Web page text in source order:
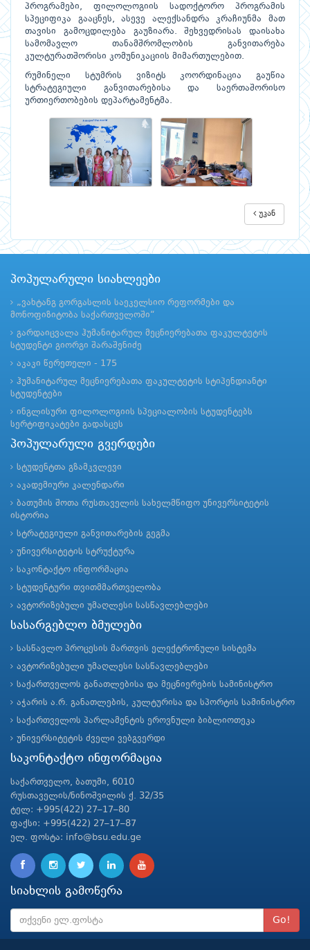
პროგრამები, ფილოლოგიის სადოქტორო პროგრამის
სპეციფიკა გააცნეს, ასევე ალექსანდრა კრაჩიუნმა მათ
თავისი გამოცდილება გაუზიარა. შეხვედრისას დაისახა
სამომავლო თანამშრომლობის განვითარება
კულტურათშორისი კომუნიკაციის მიმართულებით.
რუმინელი სტუმრის ვიზიტს კოორდინაცია გაუწია
სტრატეგიული განვითარებისა და საერთაშორისო
ურთიერთობების დეპარტამენტმა.
უკან
პოპულარული სიახლეები
„ვახტანგ გორგასლის საეკელსიო რეფორმები და
მონოფიზიტობა საქართველოში“
გარდაიცვალა ჰუმანიტარულ მეცნიერებათა ფაკულტეტის
სტუდენტი გიორგი შარაშენიძე
აკაკი წერეთელი - 175
ჰუმანიტარულ მეცნიერებათა ფაკულტეტის სტიპენდიანტი
სტუდენტები
ინგლისური ფილოლოგიის სპეციალობის სტუდენტებს
სერტიფიკატები გადასცეს
პოპულარული გვერდები
სტუდენტთა გზამკვლევი
აკადემიური კალენდარი
ბათუმის შოთა რუსთაველის სახელმწიფო უნივერსიტეტის
ისტორია
სტრატეგიული განვითარების გეგმა
უნივერსიტეტის სტრუქტურა
საკონტაქტო ინფორმაცია
სტუდენტური თვითმმართველობა
ავტორიზებული უმაღლესი სასწავლებლები
სასარგებლო ბმულები
სასწავლო პროცესის მართვის ელექტრონული სისტემა
ავტორიზებული უმაღლესი სასწავლებლები
საქართველოს განათლებისა და მეცნიერების სამინისტრო
აჭარის ა.რ. განათლების, კულტურისა და სპორტის სამინისტრო
საქართველოს პარლამენტის ეროვნული ბიბლიოთეკა
უნივერსიტეტის ძველი ვებგვერდი
საკონტაქტო ინფორმაცია
საქართველო, ბათუმი, 6010
რუსთაველის/ნინოშვილის ქ. 32/35
ტელ: +995(422) 27–17–80
ფაქსი: +995(422) 27–17–87
ელ. ფოსტა: info@bsu.edu.ge
სიახლის გამოწერა
Go!